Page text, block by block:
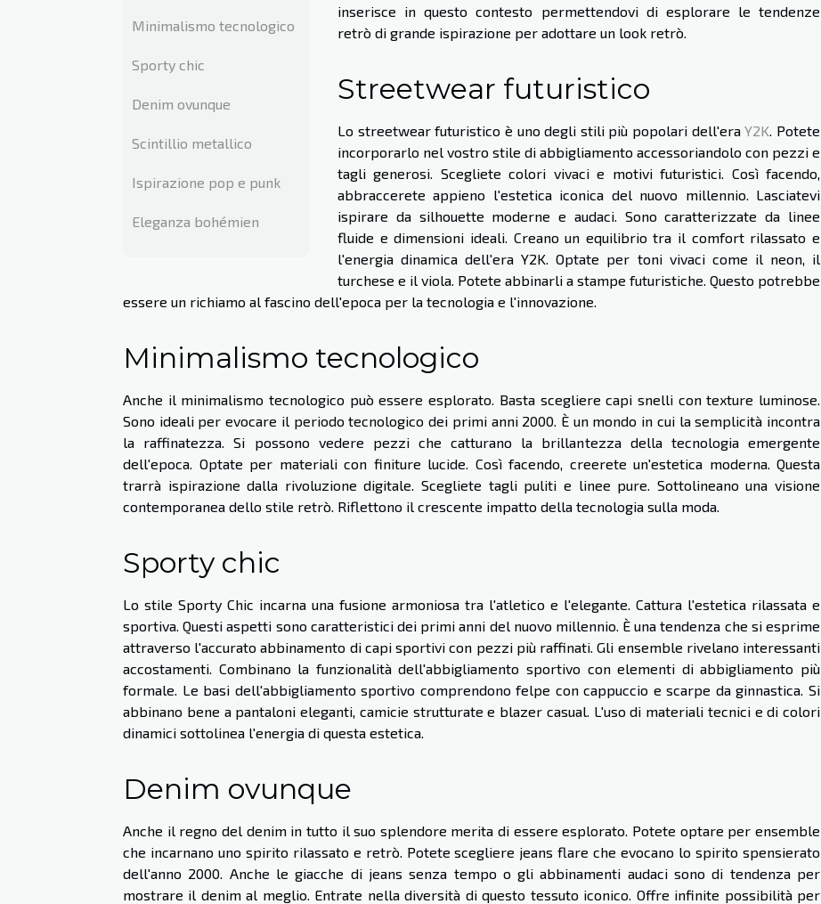
Minimalismo tecnologico
Sporty chic
Denim ovunque
Scintillio metallico
Ispirazione pop e punk
Eleganza bohémien
inserisce in questo contesto permettendovi di esplorare le tendenze
retrò di grande ispirazione per adottare un look retrò.
Streetwear futuristico
Lo streetwear futuristico è uno degli stili più popolari dell'eraY2K. Potete
incorporarlo nel vostro stile di abbigliamento accessoriandolo con pezzi e
tagli generosi. Scegliete colori vivaci e motivi futuristici. Così facendo,
abbraccerete appieno l'estetica iconica del nuovo millennio. Lasciatevi
ispirare da silhouette moderne e audaci. Sono caratterizzate da linee
fluide e dimensioni ideali. Creano un equilibrio tra il comfort rilassato e
l'energia dinamica dell'era Y2K. Optate per toni vivaci come il neon, il
turchese e il viola. Potete abbinarli a stampe futuristiche. Questo potrebbe
essere un richiamo al fascino dell'epoca per la tecnologia e l'innovazione.
Minimalismo tecnologico
Anche il minimalismo tecnologico può essere esplorato. Basta scegliere capi snelli con texture luminose.
Sono ideali per evocare il periodo tecnologico dei primi anni 2000. È un mondo in cui la semplicità incontra
la raffinatezza. Si possono vedere pezzi che catturano la brillantezza della tecnologia emergente
dell'epoca. Optate per materiali con finiture lucide. Così facendo, creerete un'estetica moderna. Questa
trarrà ispirazione dalla rivoluzione digitale. Scegliete tagli puliti e linee pure. Sottolineano una visione
contemporanea dello stile retrò. Riflettono il crescente impatto della tecnologia sulla moda.
Sporty chic
Lo stile Sporty Chic incarna una fusione armoniosa tra l'atletico e l'elegante. Cattura l'estetica rilassata e
sportiva. Questi aspetti sono caratteristici dei primi anni del nuovo millennio. È una tendenza che si esprime
attraverso l'accurato abbinamento di capi sportivi con pezzi più raffinati. Gli ensemble rivelano interessanti
accostamenti. Combinano la funzionalità dell'abbigliamento sportivo con elementi di abbigliamento più
formale. Le basi dell'abbigliamento sportivo comprendono felpe con cappuccio e scarpe da ginnastica. Si
abbinano bene a pantaloni eleganti, camicie strutturate e blazer casual. L'uso di materiali tecnici e di colori
dinamici sottolinea l'energia di questa estetica.
Denim ovunque
Anche il regno del denim in tutto il suo splendore merita di essere esplorato. Potete optare per ensemble
che incarnano uno spirito rilassato e retrò. Potete scegliere jeans flare che evocano lo spirito spensierato
dell'anno 2000. Anche le giacche di jeans senza tempo o gli abbinamenti audaci sono di tendenza per
mostrare il denim al meglio. Entrate nella diversità di questo tessuto iconico. Offre infinite possibilità per